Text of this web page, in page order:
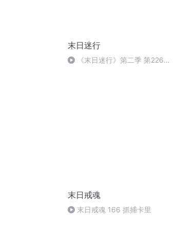
末日迷行
《末日迷行》第二季 第226
末日戒魂
末日戒魂 166 抓捕卡里